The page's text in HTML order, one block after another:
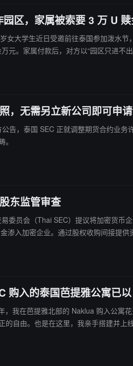
区，家属被索要 3 万 U
日受邀前往泰国参加泼水节，落地后被控制
元。家属付款后，对方以“园区只进
，无需另立新公司即可申请
告，泰国 SEC 正就调整期货合约业
东监管审查
委员会（Thai SEC）提议将加密货
购入的泰国芭提雅公寓已
我在芭提雅北部的 Naklua 购入公